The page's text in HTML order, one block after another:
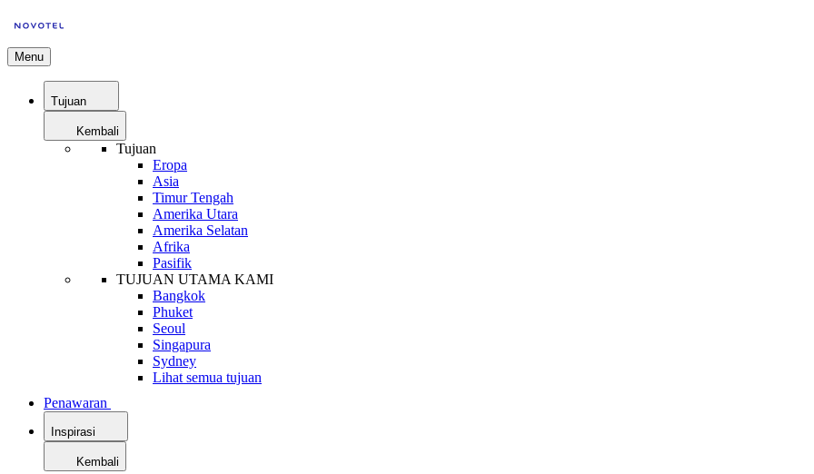
Menu
Tujuan
Kembali
Tujuan
Eropa
Asia
Timur Tengah
Amerika Utara
Amerika Selatan
Afrika
Pasifik
TUJUAN UTAMA KAMI
Bangkok
Phuket
Seoul
Singapura
Sydney
Lihat semua tujuan
Penawaran
Inspirasi
Kembali